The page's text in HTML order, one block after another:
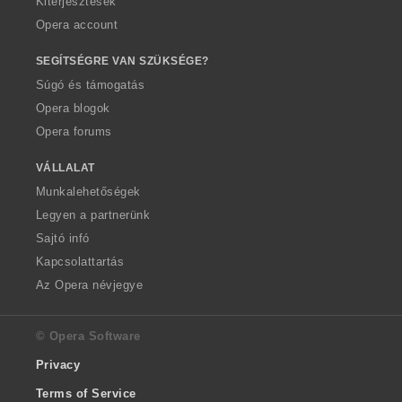
Opera account
SEGÍTSÉGRE VAN SZÜKSÉGE?
Súgó és támogatás
Opera blogok
Opera forums
VÁLLALAT
Munkalehetőségek
Legyen a partnerünk
Sajtó infó
Kapcsolattartás
Az Opera névjegye
© Opera Software
Privacy
Terms of Service